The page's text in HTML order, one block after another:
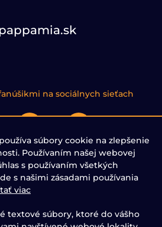
na sociálnych sieťach
A PLATBA
PODMIENKY
PORIADOK
O MNE
súbory cookie na zlepšenie
Používaním našej webovej
s používaním všetkých
s našimi zásadami používania
viac
textové súbory, ktoré do vášho